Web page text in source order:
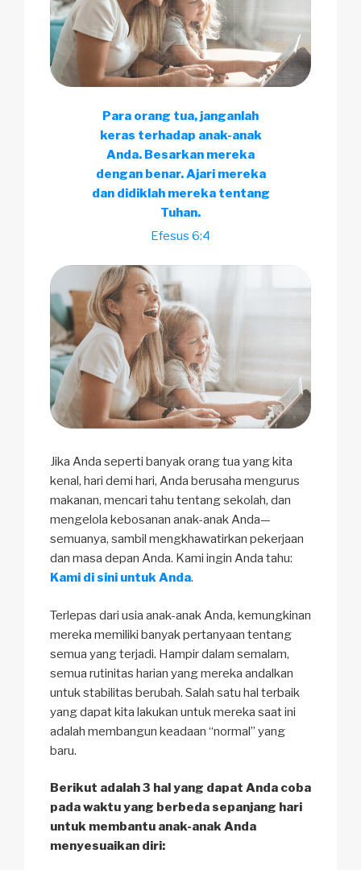
Para orang tua, janganlah
keras terhadap anak-anak
Anda. Besarkan mereka
dengan benar. Ajari mereka
dan didiklah mereka tentang
Tuhan.
Efesus 6:4
Jika Anda seperti banyak orang tua yang kita
kenal, hari demi hari, Anda berusaha mengurus
makanan, mencari tahu tentang sekolah, dan
mengelola kebosanan anak-anak Anda—
semuanya, sambil mengkhawatirkan pekerjaan
dan masa depan Anda. Kami ingin Anda tahu:
Kami di sini untuk Anda.
Terlepas dari usia anak-anak Anda, kemungkinan
mereka memiliki banyak pertanyaan tentang
semua yang terjadi. Hampir dalam semalam,
semua rutinitas harian yang mereka andalkan
untuk stabilitas berubah. Salah satu hal terbaik
yang dapat kita lakukan untuk mereka saat ini
adalah membangun keadaan “normal” yang
baru.
Berikut adalah 3 hal yang dapat Anda coba
pada waktu yang berbeda sepanjang hari
untuk membantu anak-anak Anda
menyesuaikan diri: